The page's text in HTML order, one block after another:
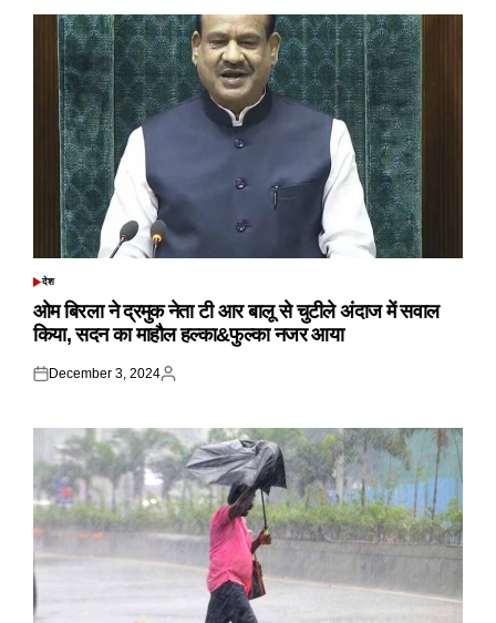
POSTED
देश
ओम बिरला ने द्रमुक नेता टी आर बालू से चुटीले अंदाज में सवाल
किया, सदन का माहौल हल्का&फुल्का नजर आया
Posted
December 3, 2024
Posted